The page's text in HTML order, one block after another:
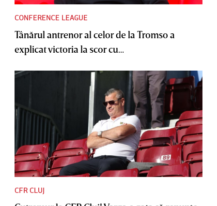
CONFERENCE LEAGUE
Tânărul antrenor al celor de la Tromso a
explicat victoria la scor cu...
CFR CLUJ